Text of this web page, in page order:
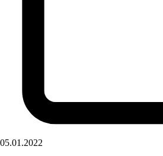
05.01.2022